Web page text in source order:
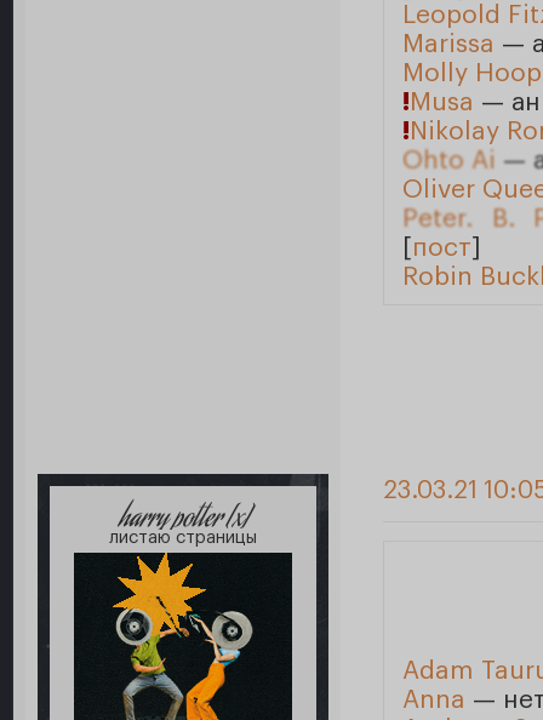
Leopold
Marissa —
Molly
!Musa —
!Nikolay
Ohto Ai —
Oliver
Peter. B.
пост
Robin
harry potter [x]
листаю страницы
23.03.21
Adam
Anna —